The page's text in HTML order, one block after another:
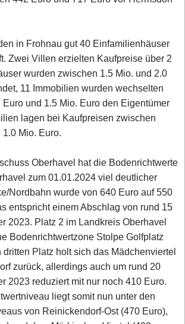
in Frohnau gut 40 Einfamilienhäuser
Zwei Villen erzielten Kaufpreise über 2
wurden zwischen 1.5 Mio. und 2.0
11 Immobilien wurden wechselten
und 1.5 Mio. Euro den Eigentümer
lagen bei Kaufpreisen zwischen
Mio. Euro.
Oberhavel hat die Bodenrichtwerte
zum 01.01.2024 viel deutlicher
Nordbahn wurde von 640 Euro auf 550
entspricht einem Abschlag von rund 15
2023. Platz 2 im Landkreis Oberhavel
Bodenrichtwertzone Stolpe Golfplatz
dritten Platz holt sich das Mädchenviertel
zurück, allerdings auch um rund 20
2023 reduziert mit nur noch 410 Euro.
liegt somit nun unter den
von Reinickendorf-Ost (470 Euro),